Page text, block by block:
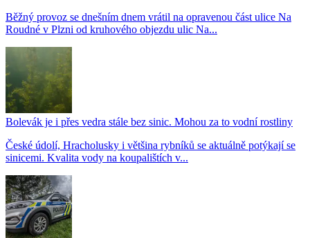
Běžný provoz se dnešním dnem vrátil na opravenou část ulice Na
Roudné v Plzni od kruhového objezdu ulic Na...
Bolevák je i přes vedra stále bez sinic. Mohou za to vodní rostliny
České údolí, Hracholusky i většina rybníků se aktuálně potýkají se
sinicemi. Kvalita vody na koupalištích v...